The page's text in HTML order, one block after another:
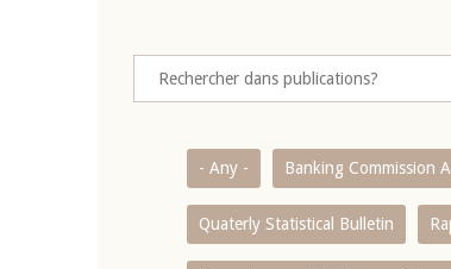
- Any - Banking Commission
Quaterly Statistical Bulletin